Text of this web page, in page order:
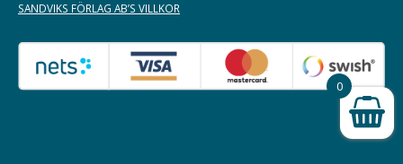
SANDVIKS FÖRLAG AB’S VILLKOR
0